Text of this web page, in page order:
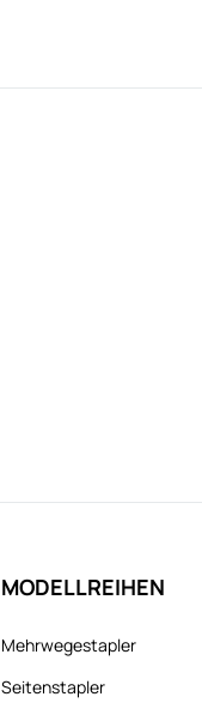
MODELLREIHEN
Mehrwegestapler
Seitenstapler